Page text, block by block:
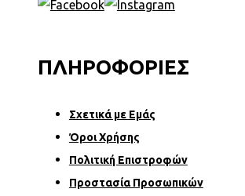
ΠΛΗΡΟΦΟΡΙΕΣ
Σχετικά µε Εµάς
Όροι Χρήσης
Πολιτική Επιστροφών
Προστασία Προσωπικών